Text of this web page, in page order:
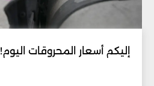
إليكم أسعار المحروقات اليوم!